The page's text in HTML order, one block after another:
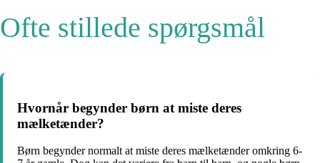
Ofte stillede spørgsmål
Hvornår begynder børn at miste deres
mælketænder?
Børn begynder normalt at miste deres mælketænder omkring 6-